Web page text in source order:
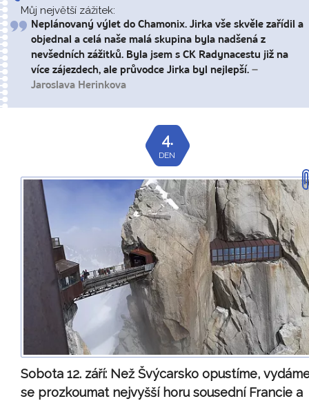
Můj největší zážitek:
Neplánovaný výlet do Chamonix. Jirka vše skvěle zařídil a
objednal a celá naše malá skupina byla nadšená z
nevšedních zážitků. Byla jsem s CK Radynacestu již na
více zájezdech, ale průvodce Jirka byl nejlepší. –
Jaroslava Herinkova
4.
DEN
Sobota 12. září: Než Švýcarsko opustíme,
se prozkoumat nejvyšší horu sousední Francie a